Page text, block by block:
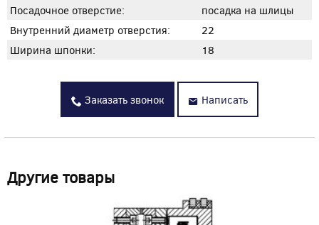
Посадочное отверстие:
посадка на шлицы
Внутренний диаметр отверстия:
22
Ширина шпонки:
18
Заказать звонок Написать
Другие товары